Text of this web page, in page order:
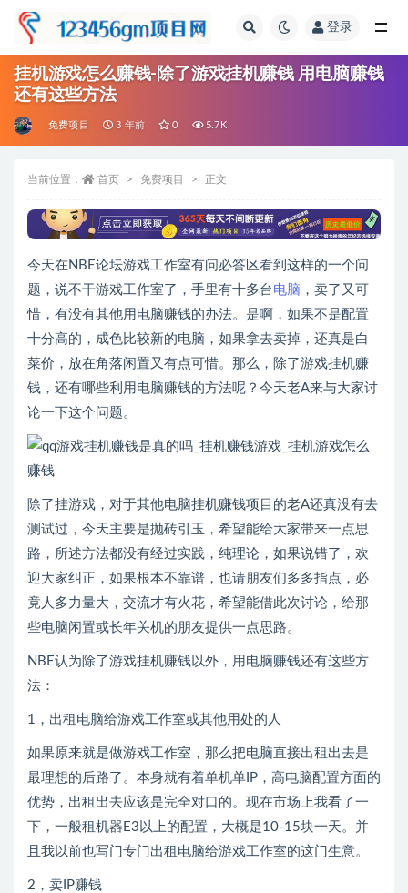
登录
挂机游戏怎么赚钱-除了游戏挂机赚钱 用电脑赚钱
还有这些方法
免费项目 3 年前 0 5.7K
当前位置： 首页 免费项目 正文
今天在NBE论坛游戏工作室有问必答区看到这样的一个问
题，说不干游戏工作室了，手里有十多台电脑 ，卖了又可
惜，有没有其他用电脑赚钱的办法。是啊，如果不是配置
十分高的，成色比较新的电脑，如果拿去卖掉，还真是白
菜价，放在角落闲置又有点可惜。那么，除了游戏挂机赚
钱，还有哪些利用电脑赚钱的方法呢？今天老A来与大家讨
论一下这个问题。
除了挂游戏，对于其他电脑挂机赚钱项目的老A还真没有去
测试过，今天主要是抛砖引玉，希望能给大家带来一点思
路，所述方法都没有经过实践，纯理论，如果说错了，欢
迎大家纠正，如果根本不靠谱，也请朋友们多多指点，必
竟人多力量大，交流才有火花，希望能借此次讨论，给那
些电脑闲置或长年关机的朋友提供一点思路。
NBE认为除了游戏挂机赚钱以外，用电脑赚钱还有这些方
法：
1，出租电脑给游戏工作室或其他用处的人
如果原来就是做游戏工作室，那么把电脑直接出租出去是
最理想的后路了。本身就有着单机单IP，高电脑配置方面的
优势，出租出去应该是完全对口的。现在市场上我看了一
下，一般租机器E3以上的配置，大概是10-15块一天。并
且我以前也写门专门出租电脑给游戏工作室的这门生意。
2，卖IP赚钱